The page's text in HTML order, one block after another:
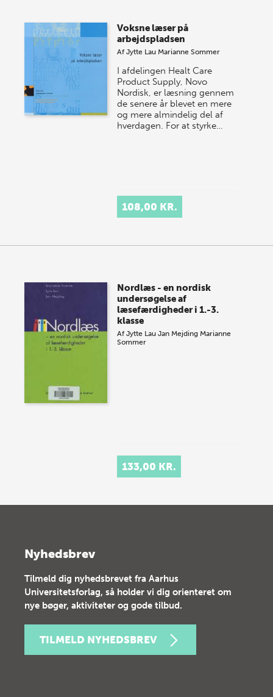
Voksne læser på
arbejdspladsen
AfJytte Lau Marianne Sommer
I afdelingen Healt Care
Product Supply, Novo
Nordisk, er læsning gennem
de senere år blevet en mere
og mere almindelig del af
hverdagen. For at styrke…
108,00 KR.
Nordlæs - en nordisk
undersøgelse af
læsefærdigheder i 1.-3.
klasse
AfJytte Lau Jan Mejding Marianne
Sommer
133,00 KR.
Nyhedsbrev
Tilmeld dig nyhedsbrevet fra Aarhus
Universitetsforlag, så holder vi dig orienteret om
nye bøger, aktiviteter og gode tilbud.
TILMELD NYHEDSBREV